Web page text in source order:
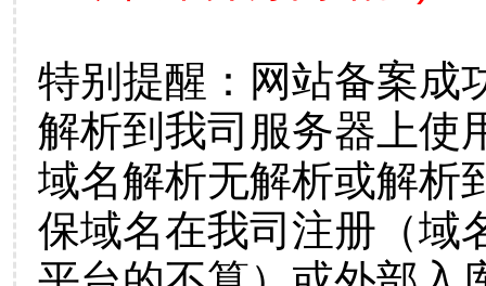
特别提醒：网站备案成
解析到我司服务器上使
域名解析无解析或解析
保域名在我司注册（域